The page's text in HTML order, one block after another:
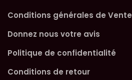
Conditions générales de Vente
Donnez nous votre avis
Politique de confidentialité
Conditions de retour